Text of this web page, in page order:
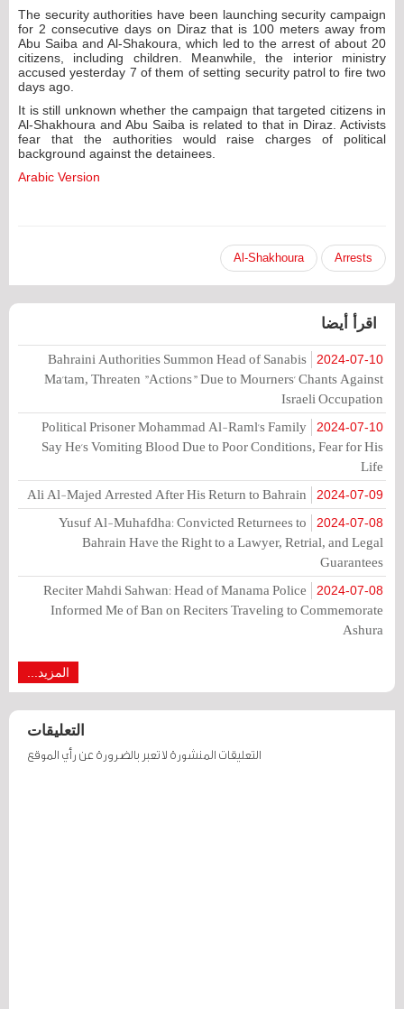
The security authorities have been launching security campaign
for 2 consecutive days on Diraz that is 100 meters away from
Abu Saiba and Al-Shakoura, which led to the arrest of about 20
citizens, including children. Meanwhile, the interior ministry
accused yesterday 7 of them of setting security patrol to fire two
days ago.
It is still unknown whether the campaign that targeted citizens in
Al-Shakhoura and Abu Saiba is related to that in Diraz. Activists
fear that the authorities would raise charges of political
background against the detainees.
Arabic Version
Arrests
Al-Shakhoura
اقرأ أيضا
2024-07-10
Bahraini Authorities Summon Head of Sanabis
Ma'tam, Threaten "Actions" Due to Mourners' Chants Against
Israeli Occupation
2024-07-10
Political Prisoner Mohammad Al-Raml's Family
Say He's Vomiting Blood Due to Poor Conditions, Fear for His
Life
2024-07-09
Ali Al-Majed Arrested After His Return to Bahrain
2024-07-08
Yusuf Al-Muhafdha: Convicted Returnees to
Bahrain Have the Right to a Lawyer, Retrial, and Legal
Guarantees
2024-07-08
Reciter Mahdi Sahwan: Head of Manama Police
Informed Me of Ban on Reciters Traveling to Commemorate
Ashura
المزيد...
التعليقات
التعليقات المنشورة لا تعبر بالضرورة عن رأي الموقع